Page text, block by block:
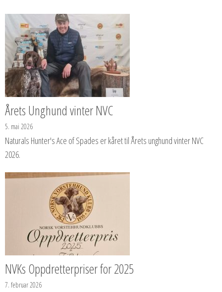
Årets Unghund vinter NVC
5. mai 2026
Naturals Hunter's Ace of Spades er kåret til Årets unghund vinter NVC
2026.
NVKs Oppdretterpriser for 2025
7. februar 2026